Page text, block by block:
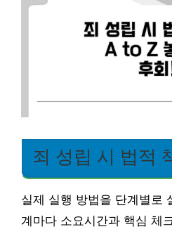
죄 성립 시 법적
실제 실행 방법을 단계별로
계마다 소요시간과 핵심 체